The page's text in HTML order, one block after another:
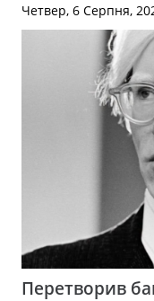
Четвер, 6 Серпня,
Перетворив